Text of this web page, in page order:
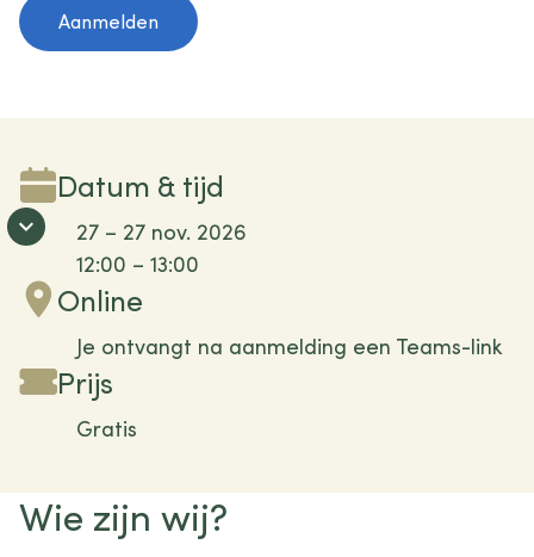
Aanmelden
Datum & tijd
27 – 27 nov. 2026
12:00 – 13:00
Online
Je ontvangt na aanmelding een Teams-link
Prijs
Gratis
Wie zijn wij?